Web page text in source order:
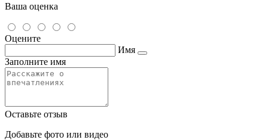
Ваша оценка
Оцените
Имя
Заполните имя
Оставьте отзыв
Добавьте фото или видео